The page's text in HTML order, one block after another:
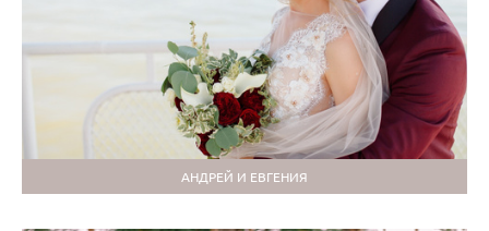
АНДРЕЙ И ЕВГЕНИЯ